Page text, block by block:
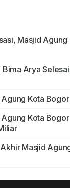
Masjid
Bima Arya
Kota
Kota
Masjid